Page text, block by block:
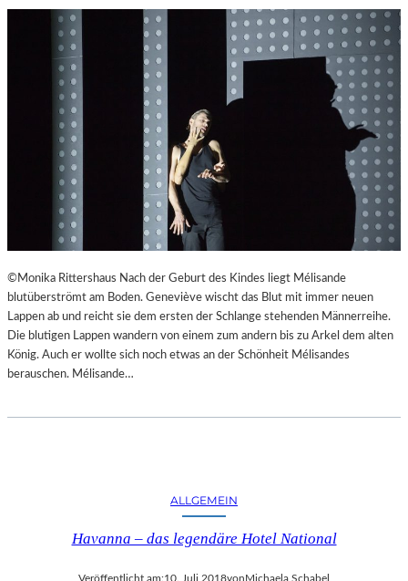
©Monika Rittershaus Nach der Geburt des Kindes liegt Mélisande
blutüberströmt am Boden. Geneviève wischt das Blut mit immer neuen
Lappen ab und reicht sie dem ersten der Schlange stehenden Männerreihe.
Die blutigen Lappen wandern von einem zum andern bis zu Arkel dem alten
König. Auch er wollte sich noch etwas an der Schönheit Mélisandes
berauschen. Mélisande…
ALLGEMEIN
Havanna – das legendäre Hotel National
Veröffentlicht am:10. Juli 2018vonMichaela Schabel